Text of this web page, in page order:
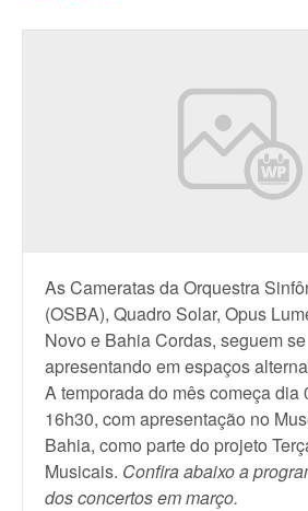
As Cameratas da Orquestra
(OSBA), Quadro Solar, Opus
Novo e Bahia Cordas, seguem se
apresentando em espaços
A temporada do mês começa dia
16h30, com apresentação no
Bahia, como parte do projeto
Musicais. Confira abaixo a
dos concertos em março.